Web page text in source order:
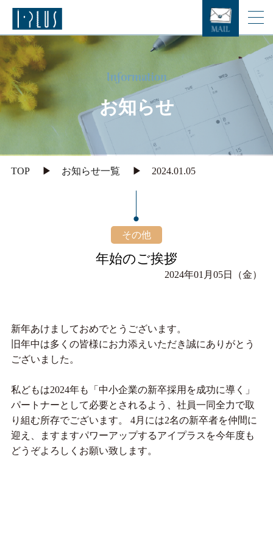
お知らせ
TOP お知らせ一覧 2024.01.05
その他
年始のご挨拶
2024年01月05日（金）
新年あけましておめでとうございます。
旧年中は多くの皆様にお力添えいただき誠にありがとう
ございました。
私どもは2024年も「中小企業の新卒採用を成功に導く」
パートナーとして必要とされるよう、社員一同全力で取
り組む所存でございます。 4月には2名の新卒者を仲間に
迎え、ますますパワーアップするアイプラスを今年度も
どうぞよろしくお願い致します。